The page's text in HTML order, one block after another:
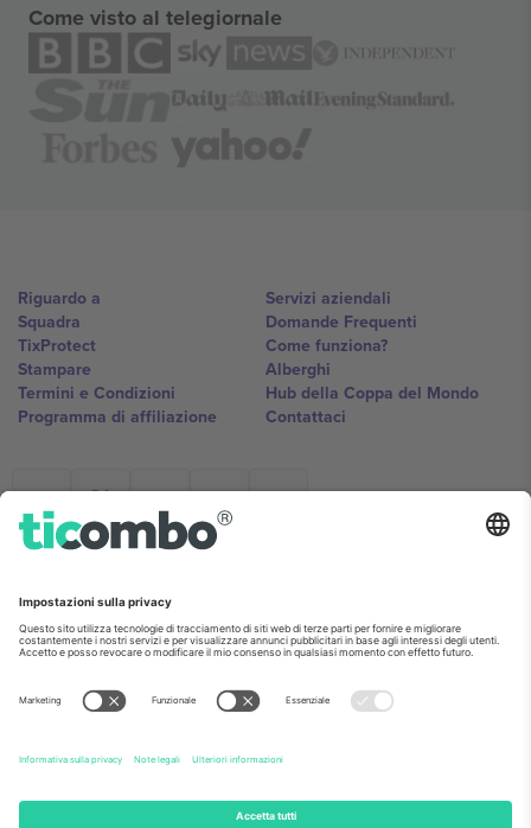
Come visto al telegiornale
Riguardo a
Squadra
TixProtect
Stampare
Termini e Condizioni
Programma di affiliazione
Servizi aziendali
Domande Frequenti
Come funziona?
Alberghi
Hub della Coppa del Mondo
Contattaci
Ticombo Italia
Mimi Balkanska 132, 1540, Sofia,
base alla località, all'evento e/o al dominio. Per i dettagli controlla la
pagina specifica dell'evento, l'impronta e i termini.,